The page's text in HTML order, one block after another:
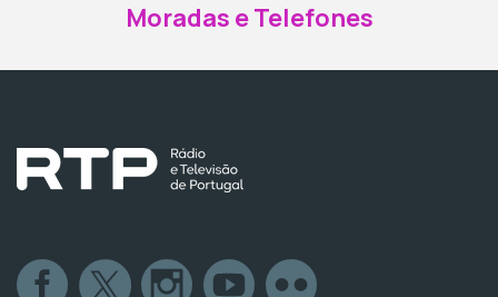
Moradas e Telefones